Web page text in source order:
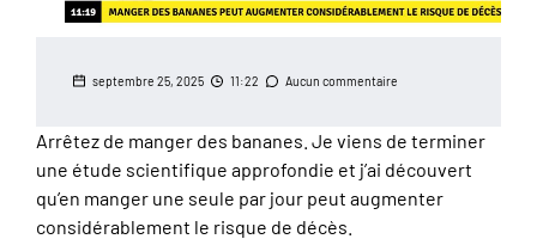
septembre 25, 2025 11:22 Aucun commentaire
Arrêtez de manger des bananes. Je viens de terminer
une étude scientifique approfondie et j’ai découvert
qu’en manger une seule par jour peut augmenter
considérablement le risque de décès.